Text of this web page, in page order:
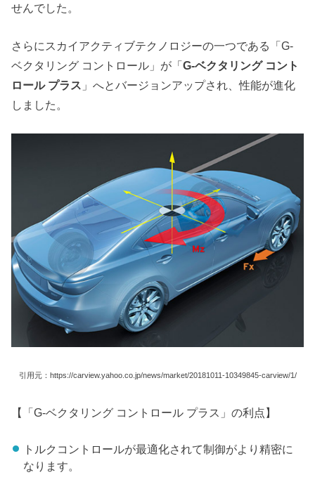
せんでした。
さらにスカイアクティブテクノロジーの一つである「G-
ベクタリング コントロール」が「G-ベクタリング コント
ロール プラス 」へとバージョンアップされ、性能が進化
しました。
引用元：https://carview.yahoo.co.jp/news/market/20181011-10349845-carview/1/
【「G-ベクタリング コントロール プラス」の利点】
トルクコントロールが最適化されて制御がより精密に
なります。